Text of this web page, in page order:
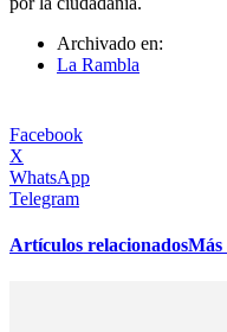
Archivado en:
La Rambla
Facebook
X
WhatsApp
Telegram
Artículos relacionadosMás